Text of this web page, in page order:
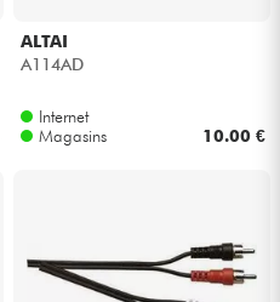
ALTAI
A114AD
Internet
Magasins
10.00 €